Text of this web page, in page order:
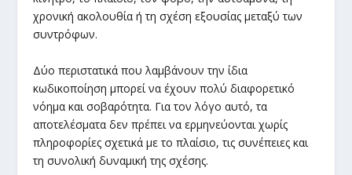
χρονική ακολουθία ή τη σχέση εξουσίας μεταξύ των
συντρόφων.
Δύο περιστατικά που λαμβάνουν την ίδια
κωδικοποίηση μπορεί να έχουν πολύ διαφορετικό
νόημα και σοβαρότητα. Για τον λόγο αυτό, τα
αποτελέσματα δεν πρέπει να ερμηνεύονται χωρίς
πληροφορίες σχετικά με το πλαίσιο, τις συνέπειες και
τη συνολική δυναμική της σχέσης.